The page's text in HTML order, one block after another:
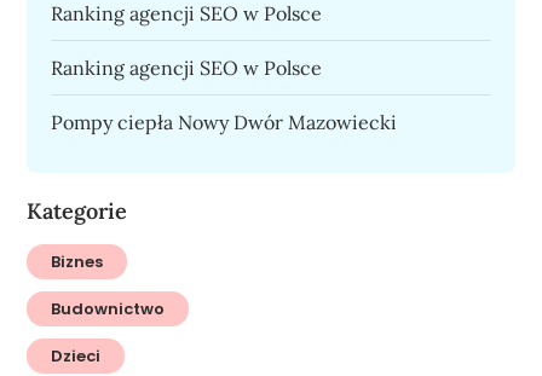
Ranking agencji SEO w Polsce
Ranking agencji SEO w Polsce
Pompy ciepła Nowy Dwór Mazowiecki
Kategorie
Biznes
Budownictwo
Dzieci